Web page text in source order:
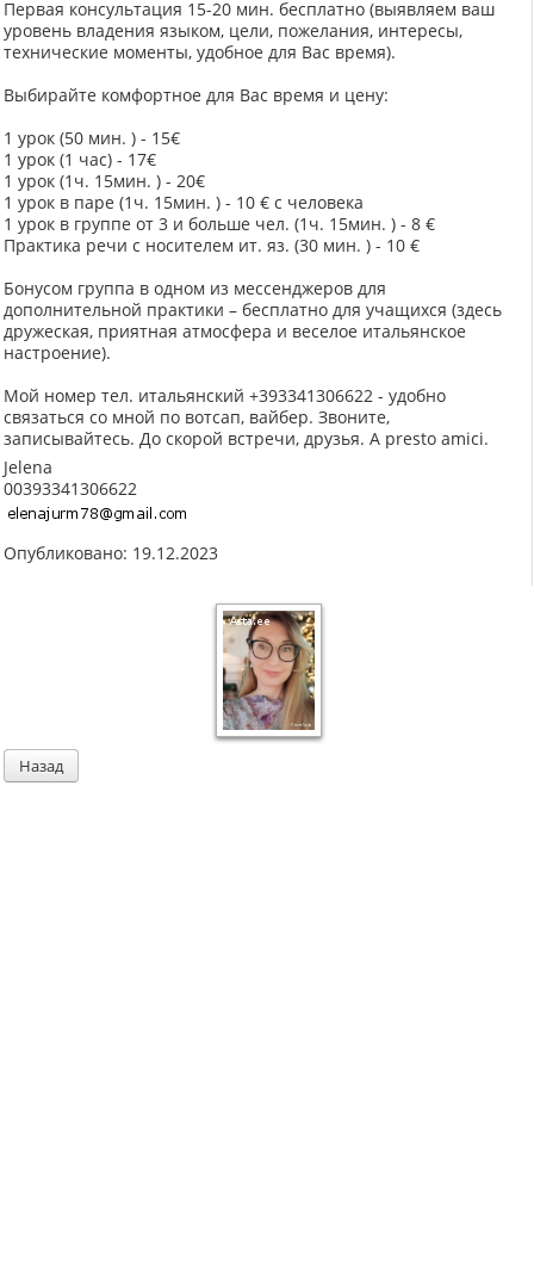
Первая консультация 15-20 мин. бесплатно (выявляем ваш
уровень владения языком, цели, пожелания, интересы,
технические моменты, удобное для Вас время).
Выбирайте комфортное для Вас время и цену:
1 урок (50 мин. ) - 15€
1 урок (1 час) - 17€
1 урок (1ч. 15мин. ) - 20€
1 урок в паре (1ч. 15мин. ) - 10 € с человека
1 урок в группе от 3 и больше чел. (1ч. 15мин. ) - 8 €
Практика речи с носителем ит. яз. (30 мин. ) - 10 €
Бонусом группа в одном из мессенджеров для
дополнительной практики – бесплатно для учащихся (здесь
дружеская, приятная атмосфера и веселое итальянское
настроение).
Мой номер тел. итальянский +393341306622 - удобно
связаться со мной по вотсап, вайбер. Звоните,
записывайтесь. До скорой встречи, друзья. A presto amici.
Jelena
00393341306622
Опубликовано: 19.12.2023
Назад